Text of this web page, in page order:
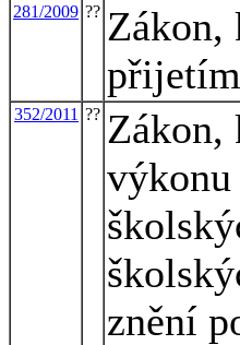
281/2009 ?? Zákon,
352/2011 ?? Zákon,
výkonu
znění